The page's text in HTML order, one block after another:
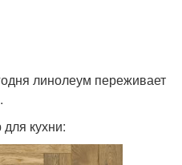
линолеум переживает
кухни: